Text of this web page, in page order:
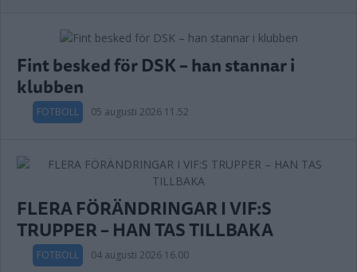
Fint besked för DSK – han stannar i
klubben
FOTBOLL 05 augusti 2026 11.52
FLERA FÖRÄNDRINGAR I VIF:S
TRUPPER – HAN TAS TILLBAKA
FOTBOLL 04 augusti 2026 16.00